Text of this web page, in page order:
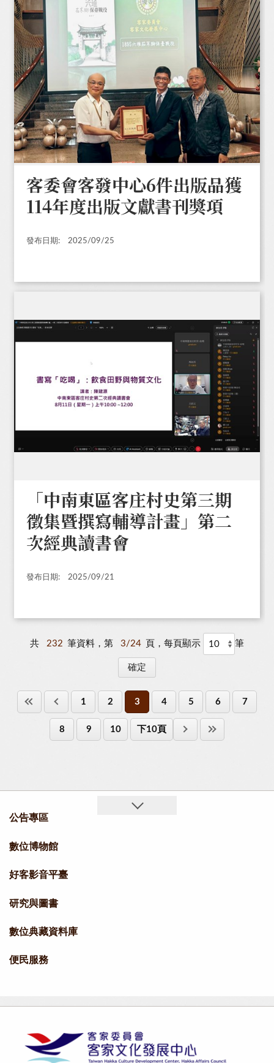
客委會客發中心6件出版品獲
114年度出版文獻書刊獎項
發布日期: 2025/09/25
「中南東區客庄村史第三期
徵集暨撰寫輔導計畫」第二
次經典讀書會
發布日期: 2025/09/21
共 232 筆資料，第 3/24 頁，每頁顯示 筆
1 2 3 4 5 6 7
8 9 10 下10頁
公告專區
數位博物館
好客影音平臺
研究與圖書
數位典藏資料庫
便民服務